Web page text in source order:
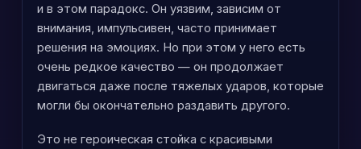
и в этом парадокс. Он уязвим, зависим от
внимания, импульсивен, часто принимает
решения на эмоциях. Но при этом у него есть
очень редкое качество — он продолжает
двигаться даже после тяжелых ударов, которые
могли бы окончательно раздавить другого.
Это не героическая стойка с красивыми